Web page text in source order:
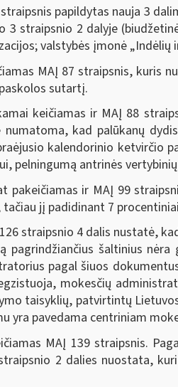
straipsnis papildytas nauja 3
3 straipsnio 2 dalyje
valstybės įmonė
MAĮ 87 straipsnis, kuris
sutartį.
keičiamas ir MAĮ 88
kad palūkanų
kalendorinio ketvirčio
pelningumą antrinės
ir MAĮ 99
jį padidinant 7
straipsnio 4 dalis nustatė,
pagrindžiančius šaltinius
pagal šiuos
mokesčių
taisyklių, patvirtintų
yra pavedama centriniam
MAĮ 139 straipsnis.
2 dalies nuostata,